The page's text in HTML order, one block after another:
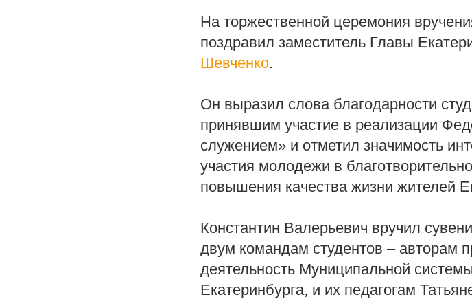
На торжественной церемония
поздравил заместитель Главы
Шевченко.
Он выразил слова благодарности
принявшим участие в реализации
служением» и отметил значимость
участия молодежи в
повышения качества жизни жителей
Константин Валерьевич вручил
двум командам студентов – авторам
деятельность Муниципальной
Екатеринбурга, и их педагогам